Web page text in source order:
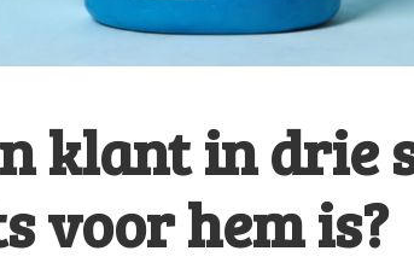
klant in drie
voor hem is?